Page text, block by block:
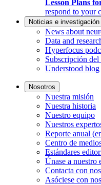
Lesson Plans
respond to your
Noticias e investigación
News about
Data and
Hyperfocus
Subscripción
Understood blog
Nosotros
Nuestra misión
Nuestra historia
Nuestro equipo
Nuestros
Reporte anual
Centro de
Estándares
Únase a nuestro
Contacta con
Asóciese con